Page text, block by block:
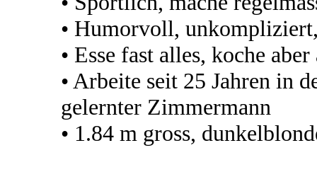
• Humorvoll,
• Esse fast alles, koche
• Arbeite seit 25 Jahren in
gelernter Zimmermann
• 1.84 m gross,